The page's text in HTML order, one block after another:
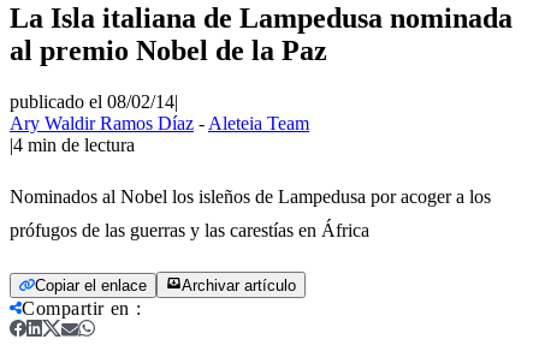
La Isla italiana de Lampedusa nominada
al premio Nobel de la Paz
publicado el 08/02/14|
Ary Waldir Ramos Díaz - Aleteia Team
|4 min de lectura
Nominados al Nobel los isleños de Lampedusa por acoger a los
prófugos de las guerras y las carestías en África
Copiar el enlace Archivar artículo
Compartir en :